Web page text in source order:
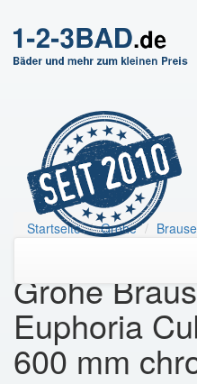
Startseite Grohe
Grohe
Euphoria
600 mm